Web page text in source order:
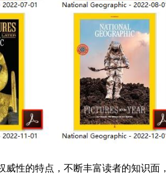
性的特点，不断丰富读者的知识面，